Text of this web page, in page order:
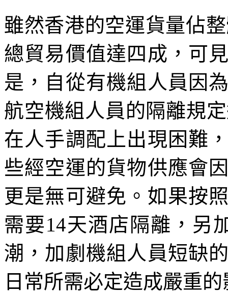
雖然香港的空運貨量佔
總貿易價值達四成，可
是，自從有機組人員因
航空機組人員的隔離規
在人手調配上出現困難
些經空運的貨物供應會
更是無可避免。如果按
需要14天酒店隔離，另
潮，加劇機組人員短缺
日常所需必定造成嚴重